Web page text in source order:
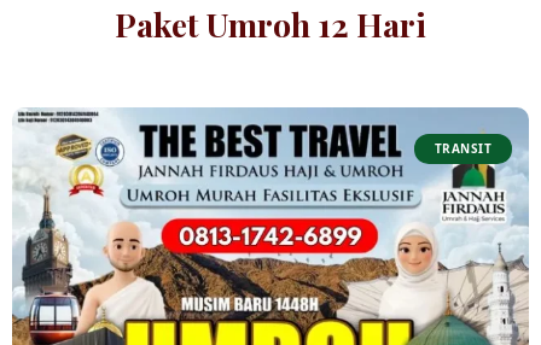
Paket Umroh 12 Hari
TRANSIT